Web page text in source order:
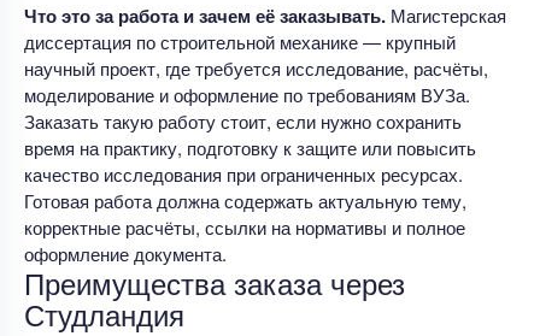
Что это за работа и зачем её заказывать. Магистерская
диссертация по строительной механике — крупный
научный проект, где требуется исследование, расчёты,
моделирование и оформление по требованиям ВУЗа.
Заказать такую работу стоит, если нужно сохранить
время на практику, подготовку к защите или повысить
качество исследования при ограниченных ресурсах.
Готовая работа должна содержать актуальную тему,
корректные расчёты, ссылки на нормативы и полное
оформление документа.
Преимущества заказа через
Студландия